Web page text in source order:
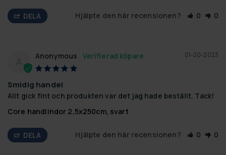
DELA Hjälpte den här recensionen? 0 0
01-20-2023
Anonymous
Smidig handel
Allt gick fint och produkten var det jag hade beställt. Tack!
Core handlindor 2,5x250cm, svart
DELA Hjälpte den här recensionen? 0 0